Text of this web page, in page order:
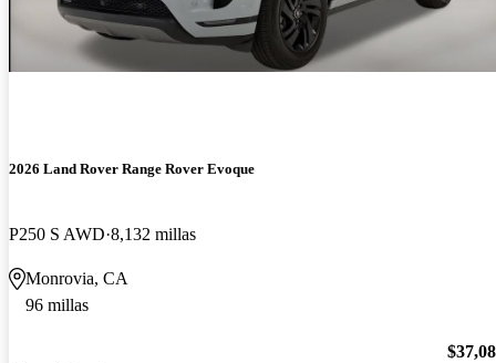
2026 Land Rover Range Rover Evoque
P250 S AWD 8,132 millas
Monrovia, CA
96 millas